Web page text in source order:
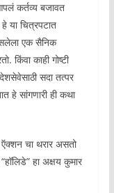
कर्तव्य बजावत
या चित्रपटात
एक सैनिक
किंवा काही गोष्टी
सदा तत्पर
हे सांगणारी ही कथा
चा थरार असतो
हा अक्षय कुमार